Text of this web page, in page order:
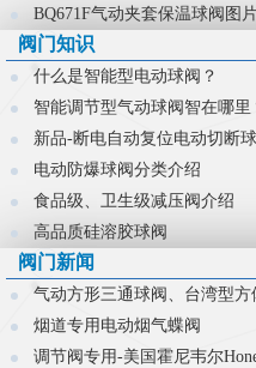
BQ671F气动夹套保温球阀图
阀门知识
什么是智能型电动球阀？
智能调节型气动球阀智在哪里
新品-断电自动复位电动切断
电动防爆球阀分类介绍
食品级、卫生级减压阀介绍
高品质硅溶胶球阀
阀门新闻
气动方形三通球阀、台湾型方
烟道专用电动烟气蝶阀
调节阀专用-美国霍尼韦尔